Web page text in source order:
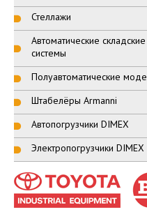
Стеллажи
Автоматические складские
системы
Полуавтоматические
Штабелёры Armanni
Автопогрузчики DIMEX
Электропогрузчики DIMEX